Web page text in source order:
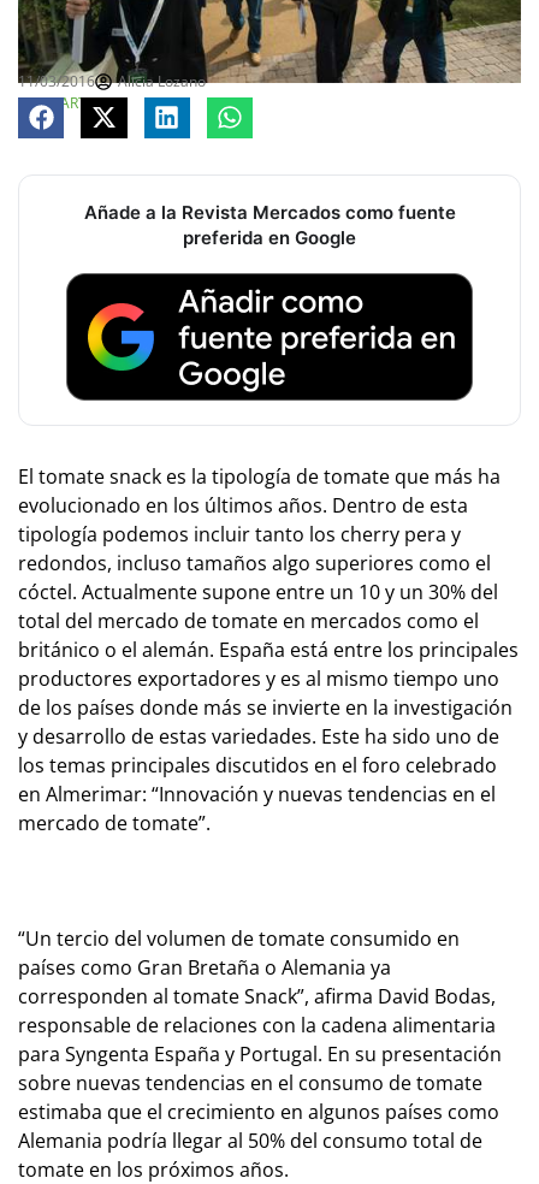
11/03/2016
Alicia Lozano
COMPARTE
Añade a la Revista Mercados como fuente
preferida en Google
El tomate snack es la tipología de tomate que más ha
evolucionado en los últimos años. Dentro de esta
tipología podemos incluir tanto los cherry pera y
redondos, incluso tamaños algo superiores como el
cóctel. Actualmente supone entre un 10 y un 30% del
total del mercado de tomate en mercados como el
británico o el alemán. España está entre los principales
productores exportadores y es al mismo tiempo uno
de los países donde más se invierte en la investigación
y desarrollo de estas variedades. Este ha sido uno de
los temas principales discutidos en el foro celebrado
en Almerimar: “Innovación y nuevas tendencias en el
mercado de tomate”.
“Un tercio del volumen de tomate consumido en
países como Gran Bretaña o Alemania ya
corresponden al tomate Snack”, afirma David Bodas,
responsable de relaciones con la cadena alimentaria
para Syngenta España y Portugal. En su presentación
sobre nuevas tendencias en el consumo de tomate
estimaba que el crecimiento en algunos países como
Alemania podría llegar al 50% del consumo total de
tomate en los próximos años.